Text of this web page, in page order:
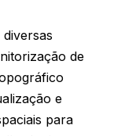
de
e
para